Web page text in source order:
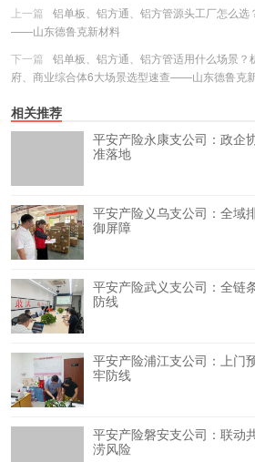
上一篇
铝单板、铝方通、铝方管源头工厂怎么选
——山东德鲁克新材料
下一篇
铝单板、铝方通、铝方管适用什么场景？
府、商业综合体6大场景选型速查——山东德鲁克
相关推荐
平安产险永康支公司：政企
准落地
平安产险义乌支公司：全域
御屏障
平安产险武义支公司：全链
防线
平安产险浦江支公司：上门
牢防线
平安产险磐安支公司：联动
涝风险